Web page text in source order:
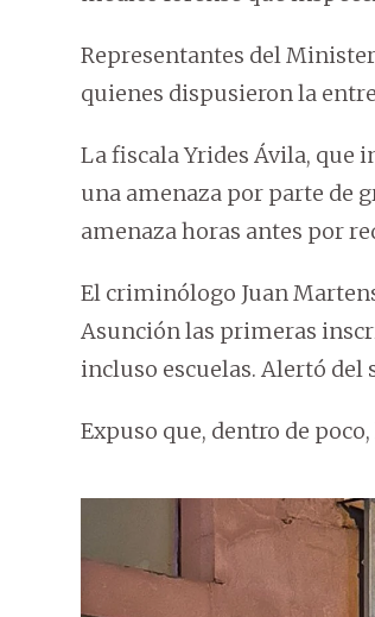
Representantes del
quienes dispusieron la
La fiscala Yrides Ávila, que
una amenaza por parte de
amenaza horas antes por
El criminólogo Juan
Asunción las primeras
incluso escuelas. Alertó
Expuso que, dentro de